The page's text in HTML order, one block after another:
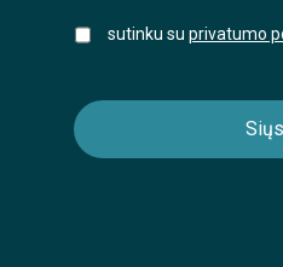
sutinku su privatumo